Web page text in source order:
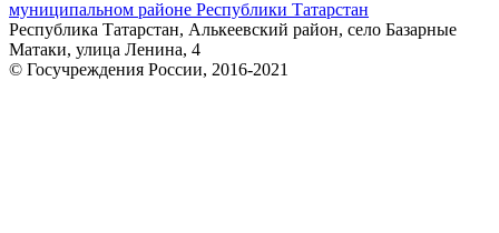
муниципальном районе Республики Татарстан
Республика Татарстан, Алькеевский район, село Базарные
Матаки, улица Ленина, 4
© Госучреждения России, 2016-2021